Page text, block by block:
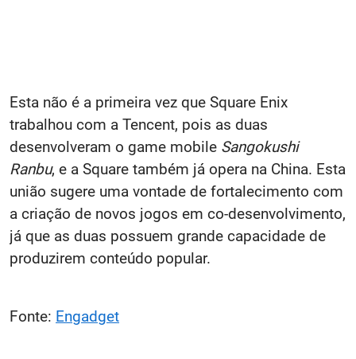
Esta não é a primeira vez que Square Enix
trabalhou com a Tencent, pois as duas
desenvolveram o game mobile Sangokushi
Ranbu, e a Square também já opera na China. Esta
união sugere uma vontade de fortalecimento com
a criação de novos jogos em co-desenvolvimento,
já que as duas possuem grande capacidade de
produzirem conteúdo popular.
Fonte: Engadget